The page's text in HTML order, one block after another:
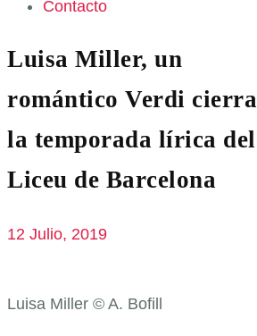
Contacto
Luisa Miller, un
romántico Verdi cierra
la temporada lírica del
Liceu de Barcelona
12 Julio, 2019
Luisa Miller © A. Bofill